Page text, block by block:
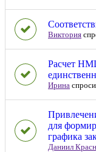
Виктория
Расчет
Ирина
для
графика
Даниил